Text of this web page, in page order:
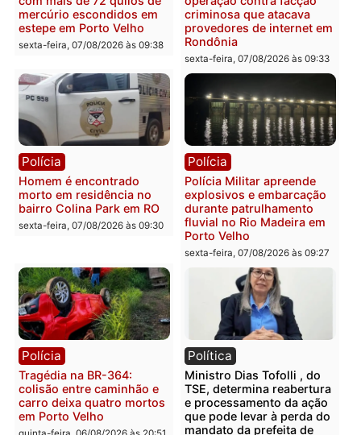
Polícia
apresenta documentos
que comprovam
transparência e legalidade
na operação alvo da PF
sexta-feira, 07/08/2026 às 12:24
Polícia
Polícia Federal apreende
400 quilos de drogas e
prende motorista em RO
sexta-feira, 07/08/2026 às
Casal é preso pela PRF
com mais de 72 quilos de
mercúrio escondidos em
estepe em Porto Velho
sexta-feira, 07/08/2026 às 09:38
Polícia
Polícia Civil deflagra
operação contra facção
criminosa que atacava
provedores de internet
Rondônia
sexta-feira, 07/08/2026 às